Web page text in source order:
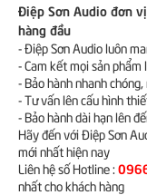
Điệp Sơn Audio đơn
hàng đầu
- Điệp Sơn Audio luôn
- Cam kết mọi sản phẩm
- Bảo hành nhanh
- Tư vấn lên cấu hình
- Bảo hành dài hạn lên
Hãy đến với Điệp Sơn
mới nhất hiện nay
Liên hệ số Hotline :
nhất cho khách hàng